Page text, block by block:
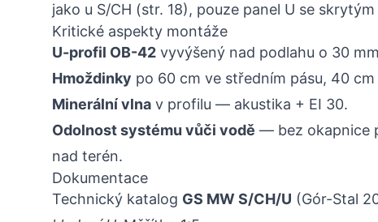
jako u S/CH (str. 18), pouze panel U se
Kritické aspekty montáže
U-profil OB-42 vyvýšený nad podlahu o 30
Hmoždinky po 60 cm ve středním pásu, 40
Minerální vlna v profilu — akustika + EI 30.
Odolnost systému vůči vodě — bez okapnice
nad terén.
Dokumentace
Technický katalog GS MW S/CH/U (Gór-Stal